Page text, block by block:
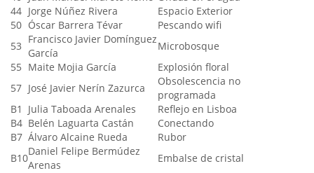
44 Jorge Núñez Rivera
Espacio Exterior
50 Óscar Barrera Tévar
Pescando wifi
53
Francisco Javier Domínguez
García
Microbosque
55 Maite Mojia García
Explosión floral
57 José Javier Nerín Zazurca
Obsolescencia no
programada
B1
Julia Taboada Arenales
Reflejo en Lisboa
B4 Belén Laguarta Castán
Conectando
B7 Álvaro Alcaine Rueda
Rubor
B10
Daniel Felipe Bermúdez
Arenas
Embalse de cristal